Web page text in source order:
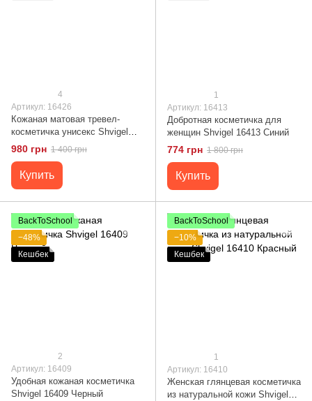
4
Артикул: 16426
Кожаная матовая тревел-
косметичка унисекс Shvigel
16426 Черный
980 грн 1 400 грн
Купить
1
Артикул: 16413
Добротная косметичка для
женщин Shvigel 16413 Синий
774 грн 1 800 грн
Купить
BackToSchool
−48%
Кешбек
2
Артикул: 16409
Удобная кожаная косметичка
Shvigel 16409 Черный
BackToSchool
−10%
Кешбек
1
Артикул: 16410
Женская глянцевая косметичка
из натуральной кожи Shvigel